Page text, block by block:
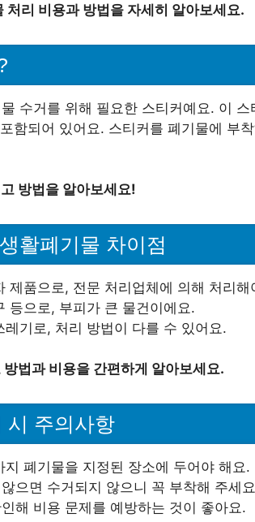
처리 비용과 방법을 자세히 알아보세요.
수거를 위해 필요한 스티커예요. 이
함되어 있어요. 스티커를 폐기물에 부
방법을 알아보세요!
활폐기물 차이점
제품으로, 전문 처리업체에 의해 처리해
등으로, 부피가 큰 물건이에요.
레기로, 처리 방법이 다를 수 있어요.
법과 비용을 간편하게 알아보세요.
시 주의사항
지 폐기물을 지정된 장소에 두어야 해요.
으면 수거되지 않으니 꼭 부착해 주세
해 비용 문제를 예방하는 것이 좋아요.